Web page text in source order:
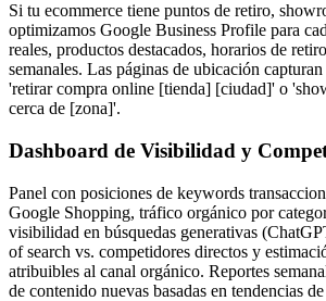
Si tu ecommerce tiene puntos de retiro,
optimizamos Google Business Profile para
reales, productos destacados, horarios de
semanales. Las páginas de ubicación
'retirar compra online [tienda] [ciudad]' o
cerca de [zona]'.
Dashboard de Visibilidad y
Panel con posiciones de keywords
Google Shopping, tráfico orgánico por
visibilidad en búsquedas generativas
of search vs. competidores directos y
atribuibles al canal orgánico. Reportes
de contenido nuevas basadas en tendencias